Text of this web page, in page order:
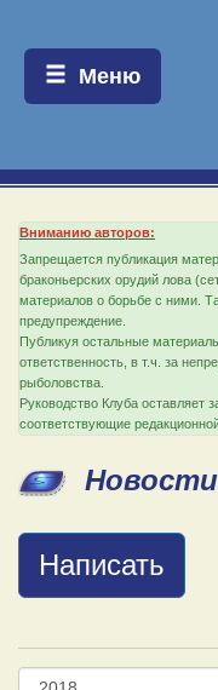
Меню:
Меню
Вниманию авторов:
Запрещается публикация
браконьерских орудий лова
материалов о борьбе с ними.
предупреждение.
Публикуя остальные
ответственность, в т.ч. за
рыболовства.
Руководство Клуба оставляет
соответствующие
Написать
Год